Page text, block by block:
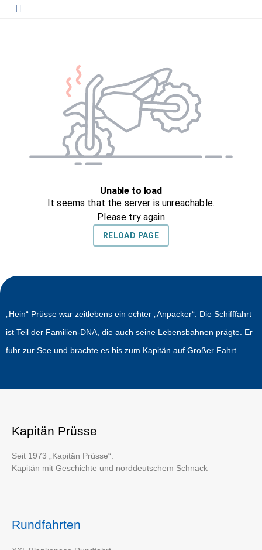
„Hein“ Prüsse war zeitlebens ein echter „Anpacker“. Die Schifffahrt
ist Teil der Familien-DNA, die auch seine Lebensbahnen prägte. Er
fuhr zur See und brachte es bis zum Kapitän auf Großer Fahrt.
Kapitän Prüsse
Seit 1973 „Kapitän Prüsse“.
Kapitän mit Geschichte und norddeutschem Schnack
Rundfahrten